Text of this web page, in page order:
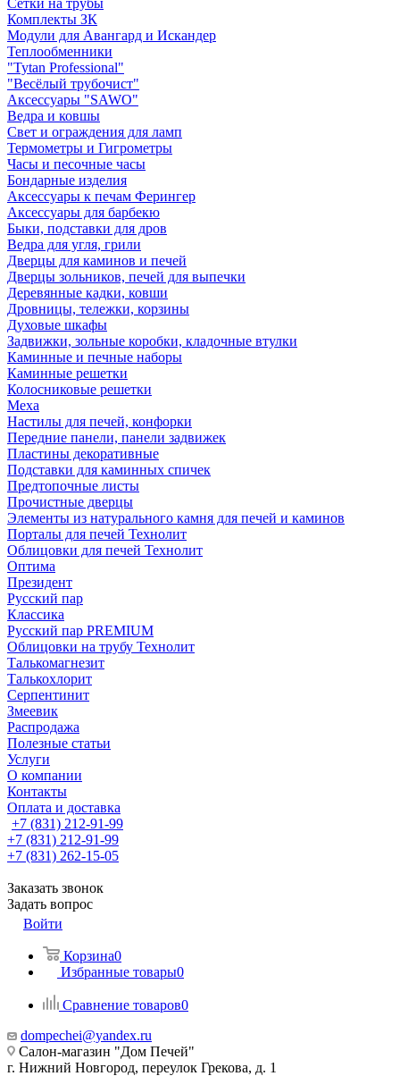
Сетки на трубы
Комплекты ЗК
Модули для Авангард и Искандер
Теплообменники
"Tytan Professional"
"Весёлый трубочист"
Аксессуары "SAWO"
Ведра и ковшы
Свет и ограждения для ламп
Термометры и Гигрометры
Часы и песочные часы
Бондарные изделия
Аксессуары к печам Ферингер
Аксессуары для барбекю
Быки, подставки для дров
Ведра для угля, грили
Дверцы для каминов и печей
Дверцы зольников, печей для выпечки
Деревянные кадки, ковши
Дровницы, тележки, корзины
Духовые шкафы
Задвижки, зольные коробки, кладочные втулки
Каминные и печные наборы
Каминные решетки
Колосниковые решетки
Меха
Настилы для печей, конфорки
Передние панели, панели задвижек
Пластины декоративные
Подставки для каминных спичек
Предтопочные листы
Прочистные дверцы
Элементы из натурального камня для печей и каминов
Порталы для печей Технолит
Облицовки для печей Технолит
Оптима
Президент
Русский пар
Классика
Русский пар PREMIUM
Облицовки на трубу Технолит
Талькомагнезит
Талькохлорит
Серпентинит
Змеевик
Распродажа
Полезные статьи
Услуги
О компании
Контакты
Оплата и доставка
+7 (831) 212-91-99
+7 (831) 212-91-99
+7 (831) 262-15-05
Заказать звонок
Задать вопрос
Войти
Корзина0
Избранные товары0
Сравнение товаров0
dompechei@yandex.ru
Салон-магазин "Дом Печей"
г. Нижний Новгород, переулок Грекова, д. 1